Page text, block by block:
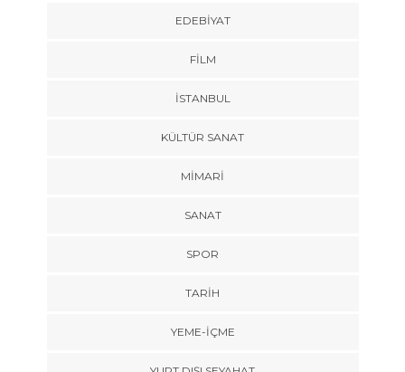
EDEBIYAT
FILM
İSTANBUL
KÜLTÜR SANAT
MIMARI
SANAT
SPOR
TARİH
YEME-İÇME